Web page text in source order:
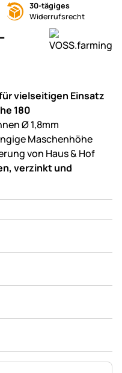
30-tägiges
Widerrufsrecht
vielseitigen Einsatz
180
Ø 1,8mm
Maschenhöhe
von Haus & Hof
verzinkt und